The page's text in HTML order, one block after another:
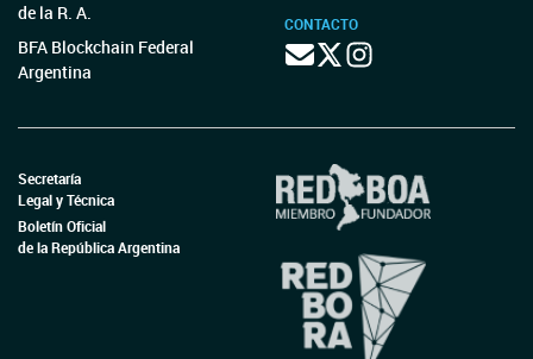
de la R. A.
BFA Blockchain Federal
Argentina
CONTACTO
Secretaría
Legal y Técnica
Boletín Oficial
de la República Argentina